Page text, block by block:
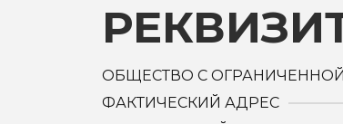
ОБЩЕСТВО С
ФАКТИЧЕСКИЙ АДРЕС